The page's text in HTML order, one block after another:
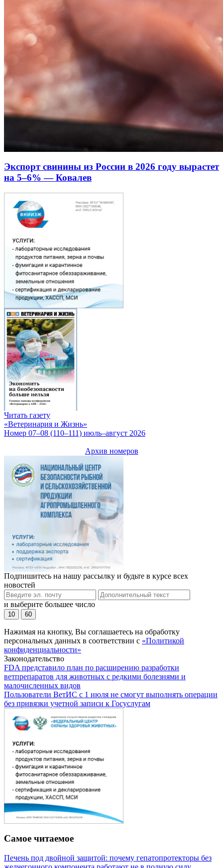
Экспорт свинины из России в 2026 году вырастет
на 5–6% — Ковалев
Читать газету
«Ветеринария и Жизнь»
Номер 07–08 (110–111) июль–август 2026
Архив номеров
Подпишитесь на нашу рассылку и будьте в курсе всех
новостей
и выберите большее число
10 60
Нажимая на кнопку, Вы соглашаетесь на обработку
персональных данных в соответствии с «Политикой
конфиденциальности»
Законодательство
FDA представило план по расширению разработки
ветпрепаратов для животных с редкими болезнями и
малочисленных видов
Пользователи ВетИС с 1 июля не смогут выполнять операции
без привязки учетной записи к Госуслугам
Самое читаемое
Печень под двойной защитой: почему гепатопротекторы без